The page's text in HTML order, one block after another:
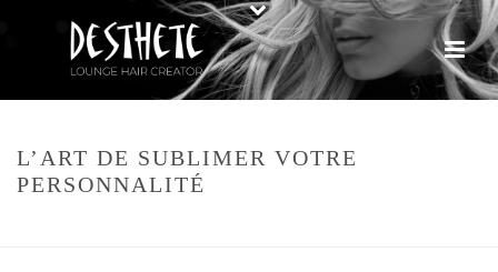
L’ART DE SUBLIMER VOTRE
PERSONNALITÉ